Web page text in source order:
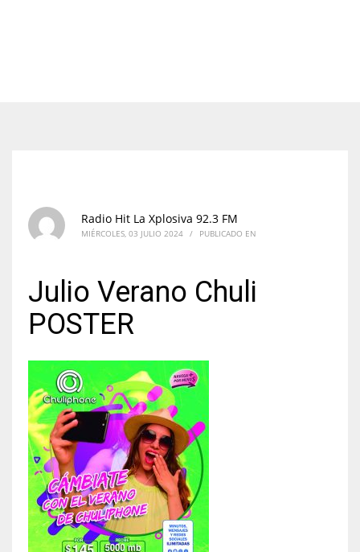
Radio Hit La Xplosiva 92.3 FM
MIÉRCOLES, 03 JULIO 2024 / PUBLICADO EN
Julio Verano Chuli
POSTER